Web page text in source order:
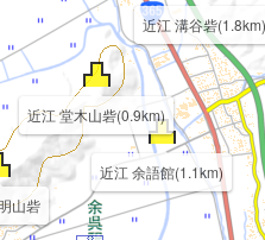
山砦
近江 堂木山砦(0.9km)
近江 余語館(1.1km)
近江 溝谷砦(1.8km)